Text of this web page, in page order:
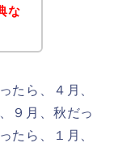
な
たら、４月、
９月、秋だっ
たら、１月、